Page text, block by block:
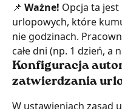
📌 Ważne! Opcja ta
urlopowych, które
nie godzinach.
całe dni (np. 1 dzień, a
Konfiguracja
zatwierdzania
W ustawieniach zasad